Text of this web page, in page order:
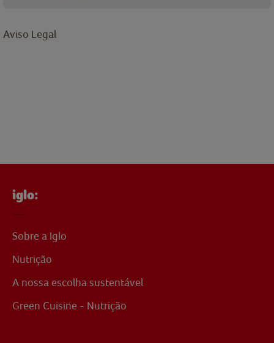
Aviso Legal
iglo:
Sobre a Iglo
Nutrição
A nossa escolha sustentável
Green Cuisine - Nutrição